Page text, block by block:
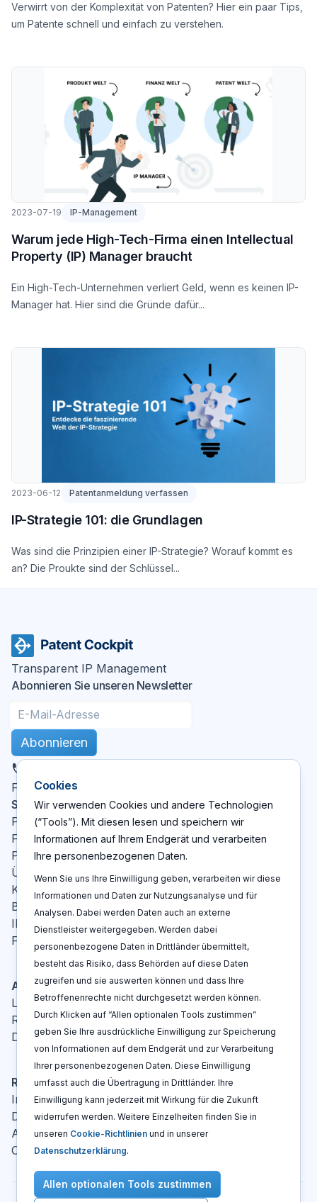
Verwirrt von der Komplexität von Patenten? Hier ein paar Tips,
um Patente schnell und einfach zu verstehen.
2023-07-19 IP-Management
Warum jede High-Tech-Firma einen Intellectual
Property (IP) Manager braucht
Ein High-Tech-Unternehmen verliert Geld, wenn es keinen IP-
Manager hat. Hier sind die Gründe dafür...
2023-06-12 Patentanmeldung verfassen
IP-Strategie 101: die Grundlagen
Was sind die Prinzipien einer IP-Strategie? Worauf kommt es
an? Die Proukte sind der Schlüssel...
Transparent IP Management
Abonnieren Sie unseren Newsletter
Abonnieren
Folgen Sie uns
Seiten
Patent Cockpit
Funktionen
Preise
Über Uns
Kontakt
Blog
IP-Glossar
FAQ
Aktionen
Log In
Registrieren
Demo buchen
Rechtshinweise
Impressum
Datenschutzerklärung
AGBs
Cookie Richtlinien
Cookies
Wir verwenden Cookies und andere Technologien
(“Tools”). Mit diesen lesen und speichern wir
Informationen auf Ihrem Endgerät und verarbeiten
Ihre personenbezogenen Daten.
Wenn Sie uns Ihre Einwilligung geben, verarbeiten wir diese
Informationen und Daten zur Nutzungsanalyse und für
Analysen. Dabei werden Daten auch an externe
Dienstleister weitergegeben. Werden dabei
personenbezogene Daten in Drittländer übermittelt,
besteht das Risiko, dass Behörden auf diese Daten
zugreifen und sie auswerten können und dass Ihre
Betroffenenrechte nicht durchgesetzt werden können.
Durch Klicken auf “Allen optionalen Tools zustimmen”
geben Sie Ihre ausdrückliche Einwilligung zur Speicherung
von Informationen auf dem Endgerät und zur Verarbeitung
Ihrer personenbezogenen Daten. Diese Einwilligung
umfasst auch die Übertragung in Drittländer. Ihre
Einwilligung kann jederzeit mit Wirkung für die Zukunft
widerrufen werden. Weitere Einzelheiten finden Sie in
unseren Cookie-Richtlinien und in unserer
Datenschutzerklärung.
Allen optionalen Tools zustimmen